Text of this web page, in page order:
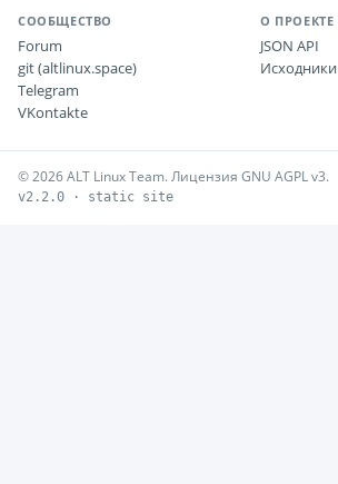
СООБЩЕСТВО
Forum
git (altlinux.space)
Telegram
VKontakte
О ПРОЕКТЕ
JSON API
Исходники
© 2026 ALT Linux Team. Лицензия GNU AGPL v3.
v2.2.0 · static site